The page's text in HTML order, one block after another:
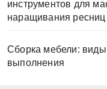
инструментов для
наращивания ресниц
Сборка мебели: виды
выполнения